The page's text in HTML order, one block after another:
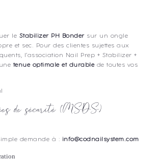
le Stabilizer PH Bonder sur un ongle
et sec. Pour des clientes sujettes aux
l’association Nail Prep + Stabilizer +
tenue optimale et durablede toutes vos
de sécurité (MSDS)
demande à : info@codnailsystem.com